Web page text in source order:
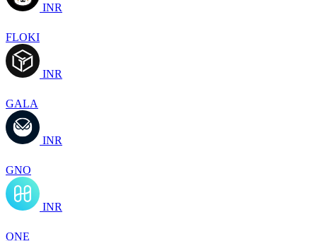
INR
FLOKI
INR
GALA
INR
GNO
INR
ONE